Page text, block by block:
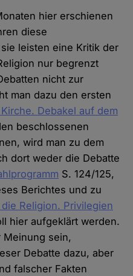
hier erschienen
diese
leisten eine Kritik der
nur begrenzt
nicht zur
man dazu den ersten
Debakel auf dem
beschlossenen
wird man zu dem
dort weder die Debatte
S. 124/125,
Berichtes und zu
die Religion. Privilegien
hier aufgeklärt werden.
Meinung sein,
Debatte dazu, aber
falscher Fakten